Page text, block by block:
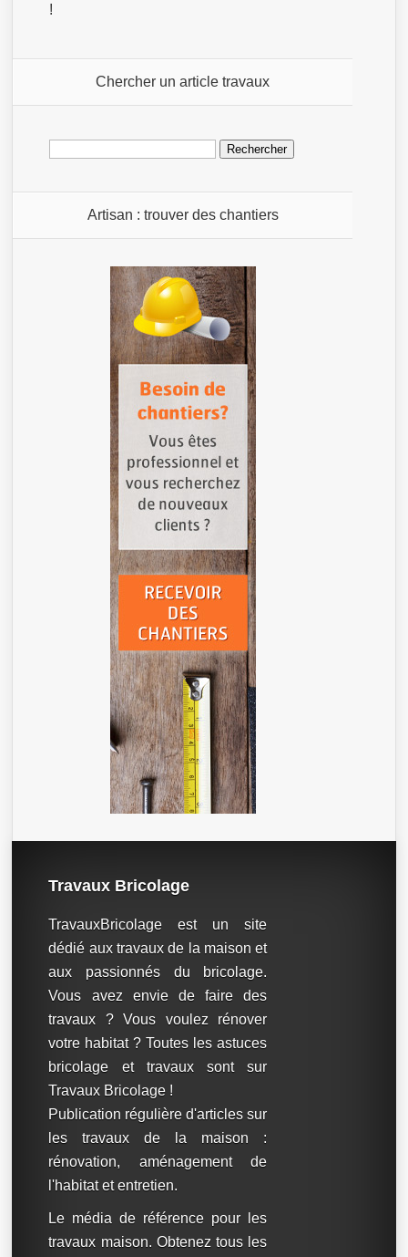
!
Chercher un article travaux
Rechercher :
Artisan : trouver des chantiers
Travaux Bricolage
TravauxBricolage est un site
dédié aux travaux de la maison et
aux passionnés du bricolage.
Vous avez envie de faire des
travaux ? Vous voulez rénover
votre habitat ? Toutes les astuces
bricolage et travaux sont sur
Travaux Bricolage !
Publication régulière d'articles sur
les travaux de la maison :
rénovation, aménagement de
l'habitat et entretien.
Le média de référence pour les
travaux maison. Obtenez tous les